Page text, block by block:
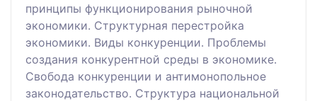
принципы функционирования рыночной
экономики. Структурная перестройка
экономики. Виды конкуренции. Проблемы
создания конкурентной среды в экономике.
Свобода конкуренции и антимонопольное
законодательство. Структура национальной